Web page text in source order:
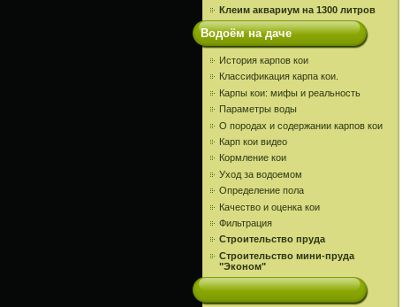
Клеим аквариум на 1300 литров
Водоём на даче
История карпов кои
Классификация карпа кои.
Карпы кои: мифы и реальность
Параметры воды
О породах и содержании карпов кои
Карп кои видео
Кормление кои
Уход за водоемом
Определение пола
Качество и оценка кои
Фильтрация
Строительство пруда
Строительство мини-пруда
"Эконом"